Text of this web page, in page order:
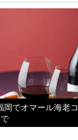
岡でオマール海老